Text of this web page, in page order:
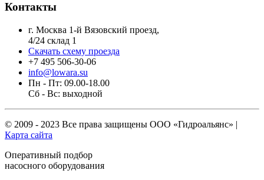
Контакты
г. Москва 1-й Вязовский проезд,
4/24 склад 1
Скачать схему проезда
+7 495 506-30-06
info@lowara.su
Пн - Пт: 09.00-18.00
Сб - Вс: выходной
© 2009 - 2023 Все права защищены ООО «Гидроальянс» |
Карта сайта
Оперативный подбор
насосного оборудования